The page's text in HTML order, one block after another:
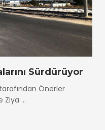
Sürdürüyor
Önerler
Ziya ...